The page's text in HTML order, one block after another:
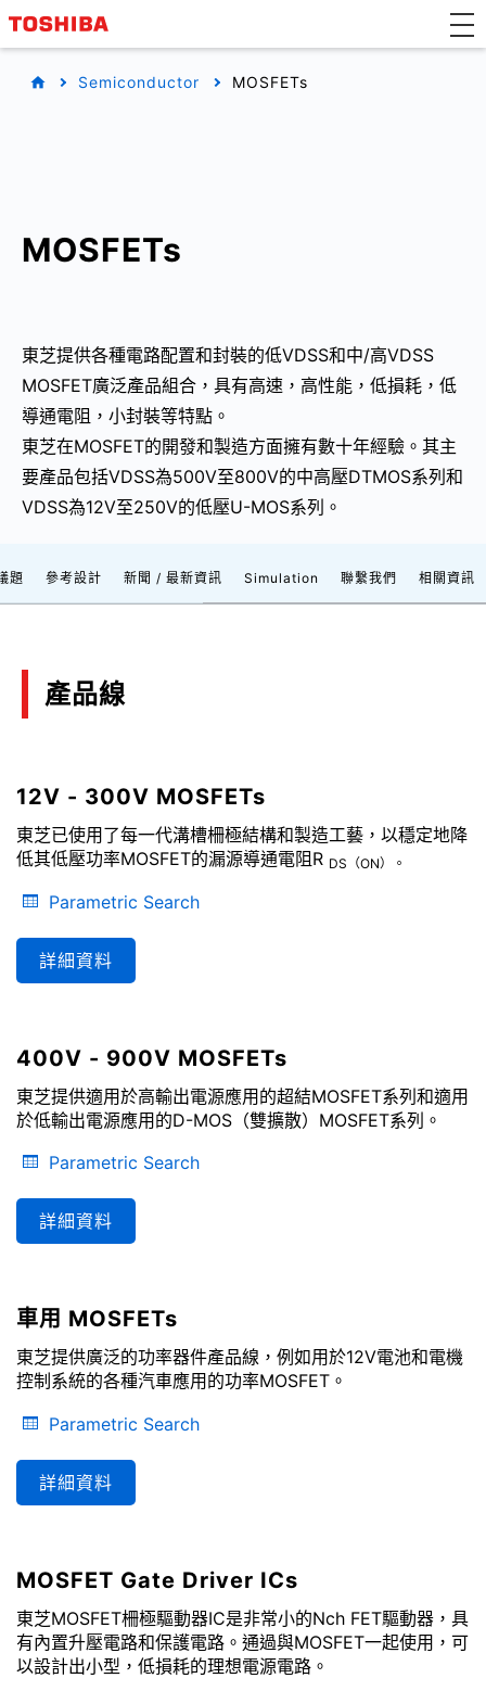
Semiconductor MOSFETs
MOSFETs
東芝提供各種電路配置和封裝的低VDSS和中/高VDSS
MOSFET廣泛產品組合，具有高速，高性能，低損耗，低
導通電阻，小封裝等特點。
東芝在MOSFET的開發和製造方面擁有數十年經驗。其主
要產品包括VDSS為500V至800V的中高壓DTMOS系列和
VDSS為12V至250V的低壓U-MOS系列。
題 參考設計 新聞 / 最新資訊 Simulation 聯繫我們 相關資訊
產品線
12V - 300V MOSFETs
東芝已使用了每一代溝槽柵極結構和製造工藝，以穩定地降
低其低壓功率MOSFET的漏源導通電阻R DS（ON）。
Parametric Search
詳細資料
400V - 900V MOSFETs
東芝提供適用於高輸出電源應用的超結MOSFET系列和適用
於低輸出電源應用的D-MOS（雙擴散）MOSFET系列。
Parametric Search
詳細資料
車用 MOSFETs
東芝提供廣泛的功率器件產品線，例如用於12V電池和電機
控制系統的各種汽車應用的功率MOSFET。
Parametric Search
詳細資料
MOSFET Gate Driver ICs
東芝MOSFET柵極驅動器IC是非常小的Nch FET驅動器，具
有內置升壓電路和保護電路。通過與MOSFET一起使用，可
以設計出小型，低損耗的理想電源電路。